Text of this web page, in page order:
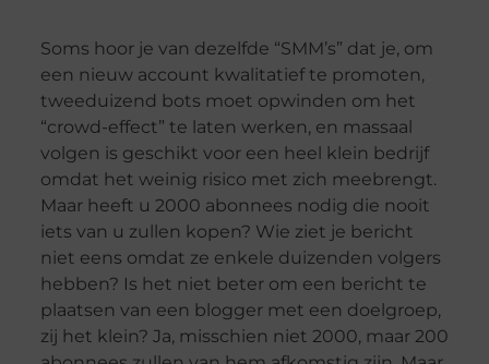
Soms hoor je van dezelfde “SMM’s” dat je, om
een ​​nieuw account kwalitatief te promoten,
tweeduizend bots moet opwinden om het
“crowd-effect” te laten werken, en massaal
volgen is geschikt voor een heel klein bedrijf
omdat het weinig risico met zich meebrengt.
Maar heeft u 2000 abonnees nodig die nooit
iets van u zullen kopen? Wie ziet je bericht
niet eens omdat ze enkele duizenden volgers
hebben? Is het niet beter om een ​​bericht te
plaatsen van een blogger met een doelgroep,
zij het klein? Ja, misschien niet 2000, maar 200